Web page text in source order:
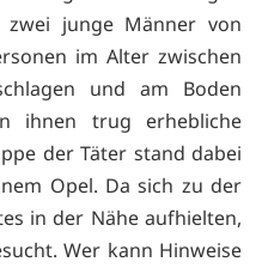
junge Männer von
im Alter zwischen
und am Boden
ihnen trug erhebliche
der Täter stand dabei
Opel. Da sich zu der
in der Nähe aufhielten,
Wer kann Hinweise